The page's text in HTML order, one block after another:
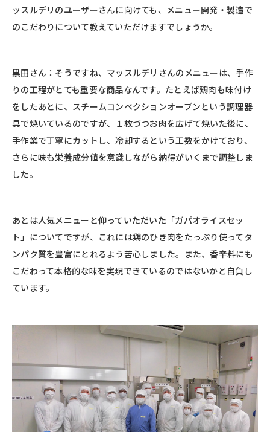
ッスルデリのユーザーさんに向けても、メニュー開発・製造で
のこだわりについて教えていただけますでしょうか。
黒田さん：そうですね、マッスルデリさんのメニューは、手作
りの工程がとても重要な商品なんです。たとえば鶏肉も味付け
をしたあとに、スチームコンベクションオーブンという調理器
具で焼いているのですが、１枚づつお肉を広げて焼いた後に、
手作業で丁寧にカットし、冷却するという工数をかけており、
さらに味も栄養成分値を意識しながら納得がいくまで調整しま
した。
あとは人気メニューと仰っていただいた「ガパオライスセッ
ト」についてですが、これには鶏のひき肉をたっぷり使ってタ
ンパク質を豊富にとれるよう苦心しました。また、香辛料にも
こだわって本格的な味を実現できているのではないかと自負し
ています。